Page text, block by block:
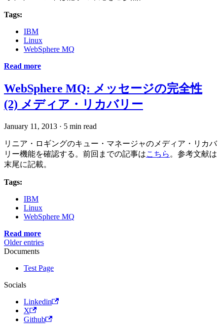
Tags:
IBM
Linux
WebSphere MQ
Read more
WebSphere MQ: メッセージの完全性
(2) メディア・リカバリー
January 11, 2013 · 5 min read
リニア・ロギングのキュー・マネージャのメディア・リカバ
リー機能を確認する。前回までの記事はこちら 。参考文献は
末尾に記載。
Tags:
IBM
Linux
WebSphere MQ
Read more
Older entries
Documents
Test Page
Socials
Linkedin
X
Github